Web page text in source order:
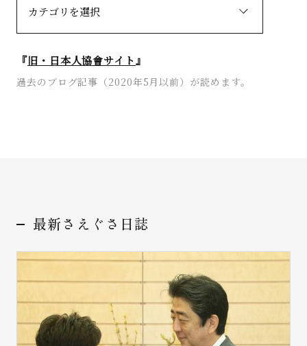
『旧・日本人協會サイト』
過去のブログ記事（2020年5月以前）が読めます。
最新さえぐさ日誌